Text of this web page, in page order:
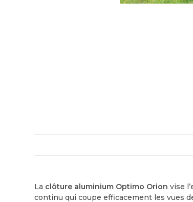
La clôture aluminium Optimo Orion vise
continu qui coupe efficacement les vues